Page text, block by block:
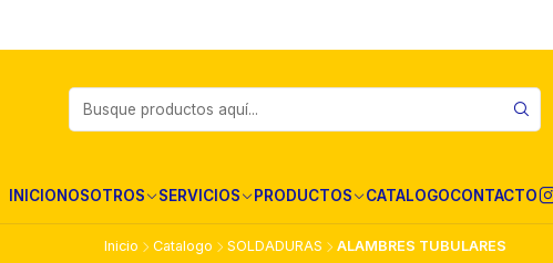
INICIONOSOTROS SERVICIOS PRODUCTOS CATALOGOCONTACTO
Inicio Catalogo SOLDADURAS ALAMBRES TUBULARES